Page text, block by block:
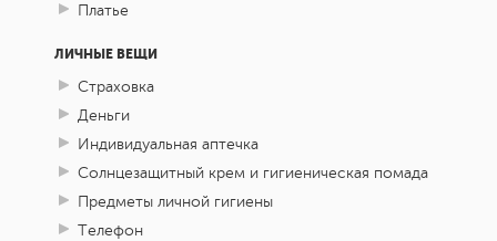
Платье
ЛИЧНЫЕ ВЕЩИ
Страховка
Деньги
Индивидуальная аптечка
Солнцезащитный крем и гигиеническая помада
Предметы личной гигиены
Телефон